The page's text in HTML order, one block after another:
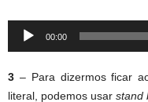
Audio
00:00
3 – Para dizermos ficar
literal, podemos usar stand